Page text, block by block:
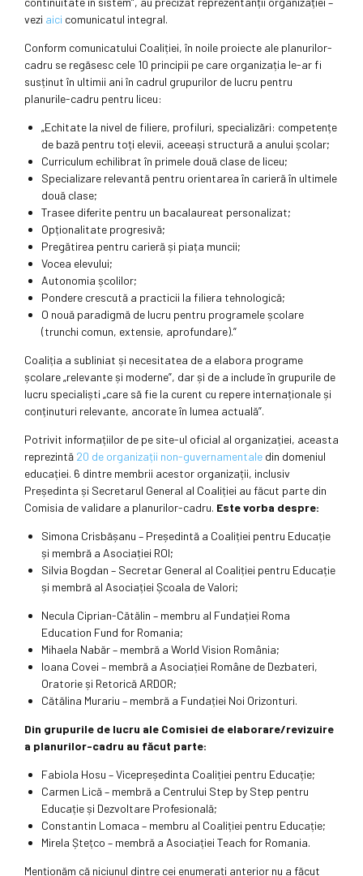
vezi aici comunicatul integral.
Conform comunicatului Coaliției, în noile proiecte ale planurilor-
cadru se regăsesc cele 10 principii pe care organizația le-ar fi
susținut în ultimii ani în cadrul grupurilor de lucru pentru
planurile-cadru pentru liceu:
„Echitate la nivel de filiere, profiluri, specializări: competențe
de bază pentru toți elevii, aceeași structură a anului școlar;
Curriculum echilibrat în primele două clase de liceu;
Specializare relevantă pentru orientarea în carieră în ultimele
două clase;
Trasee diferite pentru un bacalaureat personalizat;
Opționalitate progresivă;
Pregătirea pentru carieră și piața muncii;
Vocea elevului;
Autonomia școlilor;
Pondere crescută a practicii la filiera tehnologică;
O nouă paradigmă de lucru pentru programele școlare
(trunchi comun, extensie, aprofundare).”
Coaliția a subliniat și necesitatea de a elabora programe
școlare „relevante și moderne”, dar și de a include în grupurile de
lucru specialiști „care să fie la curent cu repere internaționale și
conținuturi relevante, ancorate în lumea actuală”.
Potrivit informațiilor de pe site-ul oficial al organizației, aceasta
reprezintă 20 de organizații non-guvernamentale din domeniul
educației. 6 dintre membrii acestor organizații, inclusiv
Președinta și Secretarul General al Coaliției au făcut parte din
Comisia de validare a planurilor-cadru. Este vorba despre:
Simona Crisbășanu – Președintă a Coaliției pentru Educație
și membră a Asociației ROI;
Silvia Bogdan – Secretar General al Coaliției pentru Educație
și membră al Asociației Școala de Valori;
Necula Ciprian-Cătălin – membru al Fundației Roma
Education Fund for Romania;
Mihaela Nabăr – membră a World Vision România;
Ioana Covei – membră a Asociației Române de Dezbateri,
Oratorie și Retorică ARDOR;
Cătălina Murariu – membră a Fundației Noi Orizonturi.
Din grupurile de lucru ale Comisiei de elaborare/revizuire
a planurilor-cadru au făcut parte:
Fabiola Hosu – Vicepreședinta Coaliției pentru Educație;
Carmen Lică – membră a Centrului Step by Step pentru
Educație și Dezvoltare Profesională;
Constantin Lomaca – membru al Coaliției pentru Educație;
Mirela Ștețco – membră a Asociației Teach for Romania.
Menționăm că niciunul dintre cei enumerați anterior nu a făcut